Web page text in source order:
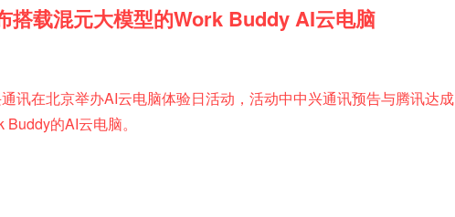
搭载混元大模型的Work Buddy AI云电脑
讯在北京举办AI云电脑体验日活动，活动中中兴通讯预告与腾讯达成
的AI云电脑。